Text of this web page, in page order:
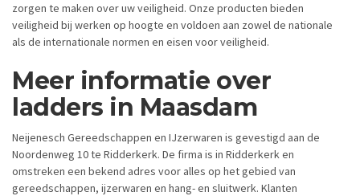
zorgen te maken over uw veiligheid. Onze producten bieden
veiligheid bij werken op hoogte en voldoen aan zowel de nationale
als de internationale normen en eisen voor veiligheid.
Meer informatie over
ladders in Maasdam
Neijenesch Gereedschappen en IJzerwaren is gevestigd aan de
Noordenweg 10 te Ridderkerk. De firma is in Ridderkerk en
omstreken een bekend adres voor alles op het gebied van
gereedschappen, ijzerwaren en hang- en sluitwerk. Klanten